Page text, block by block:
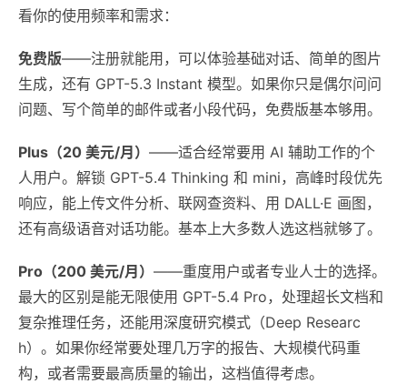
看你的使用频率和需求：
免费版——注册就能用，可以体验基础对话、简单的图片
生成，还有 GPT-5.3 Instant 模型。如果你只是偶尔问问
问题、写个简单的邮件或者小段代码，免费版基本够用。
Plus（20 美元/月） ——适合经常要用 AI 辅助工作的个
人用户。解锁 GPT-5.4 Thinking 和 mini，高峰时段优先
响应，能上传文件分析、联网查资料、用 DALL·E 画图，
还有高级语音对话功能。基本上大多数人选这档就够了。
Pro（200 美元/月） ——重度用户或者专业人士的选择。
最大的区别是能无限使用 GPT-5.4 Pro，处理超长文档和
复杂推理任务，还能用深度研究模式（Deep Researc
h）。如果你经常要处理几万字的报告、大规模代码重
构，或者需要最高质量的输出，这档值得考虑。